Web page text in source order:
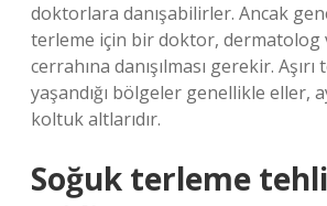
doktorlara danışabilirler. Ancak
terleme için bir doktor, dermatolog
cerrahına danışılması gerekir.
yaşandığı bölgeler genellikle eller,
koltuk altlarıdır.
Soğuk terleme